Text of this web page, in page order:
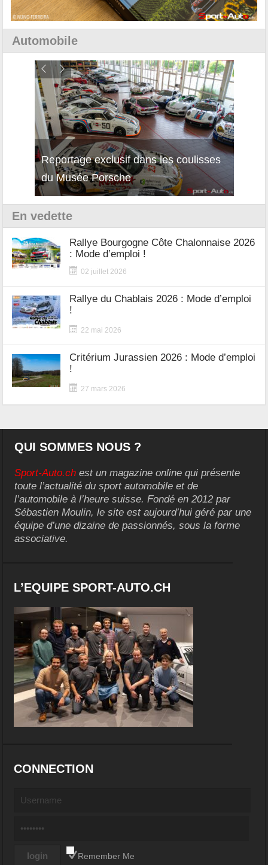
Automobile
Reportage exclusif dans les coulisses
du Musée Porsche
En vedette
Rallye Bourgogne Côte Chalonnaise 2026
: Mode d’emploi !
02 juillet 2026
Rallye du Chablais 2026 : Mode d’emploi
!
22 mai 2026
Critérium Jurassien 2026 : Mode d’emploi
!
27 mars 2026
QUI SOMMES NOUS ?
Sport-Auto.ch est un magazine online qui présente
toute l’actualité du sport automobile et de
l’automobile à l’heure suisse. Fondé en 2012 par
Sébastien Moulin, le site est aujourd’hui géré par une
équipe d’une dizaine de passionnés, sous la forme
associative.
L’EQUIPE SPORT-AUTO.CH
CONNECTION
Remember Me